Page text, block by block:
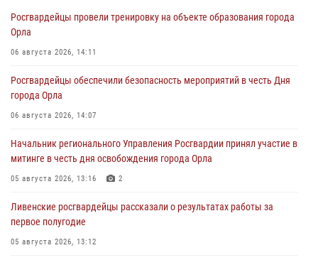
Росгвардейцы провели тренировку на объекте образования города
Орла
06 августа 2026, 14:11
Росгвардейцы обеспечили безопасность мероприятий в честь Дня
города Орла
06 августа 2026, 14:07
Начальник регионального Управления Росгвардии принял участие в
митинге в честь дня освобождения города Орла
05 августа 2026, 13:16 2
Ливенские росгвардейцы рассказали о результатах работы за
первое полугодие
05 августа 2026, 13:12